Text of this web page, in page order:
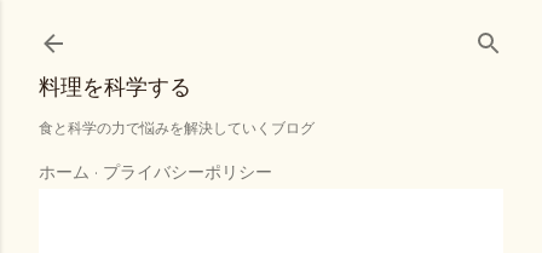
スキップしてメイン コンテンツに移動
料理を科学する
食と科学の力で悩みを解決していくブログ
ホーム プライバシーポリシー